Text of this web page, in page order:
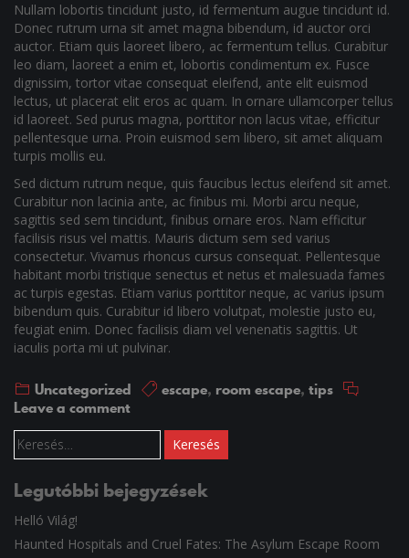
Nullam lobortis tincidunt justo, id fermentum augue tincidunt id.
Donec rutrum urna sit amet magna bibendum, id auctor orci
auctor. Etiam quis laoreet libero, ac fermentum tellus. Curabitur
leo diam, laoreet a enim et, lobortis condimentum ex. Fusce
dignissim, tortor vitae consequat eleifend, ante elit euismod
lectus, ut placerat elit eros ac quam. In ornare ullamcorper tellus
id laoreet. Sed purus magna, porttitor non lacus vitae, efficitur
pellentesque urna. Proin euismod sem libero, sit amet aliquam
turpis mollis eu.
Sed dictum rutrum neque, quis faucibus lectus eleifend sit amet.
Curabitur non lacinia ante, ac finibus mi. Morbi arcu neque,
sagittis sed sem tincidunt, finibus ornare eros. Nam efficitur
facilisis risus vel mattis. Mauris dictum sem sed varius
consectetur. Vivamus rhoncus cursus consequat. Pellentesque
habitant morbi tristique senectus et netus et malesuada fames
ac turpis egestas. Etiam varius porttitor neque, ac varius ipsum
bibendum quis. Curabitur id libero volutpat, molestie justo eu,
feugiat enim. Donec facilisis diam vel venenatis sagittis. Ut
iaculis porta mi ut pulvinar.
Uncategorized escape, room escape, tips
Leave a comment
Keresés:
Legutóbbi bejegyzések
Helló Világ!
Haunted Hospitals and Cruel Fates: The Asylum Escape Room